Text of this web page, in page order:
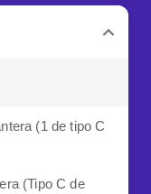
(1 de tipo C
(Tipo C de